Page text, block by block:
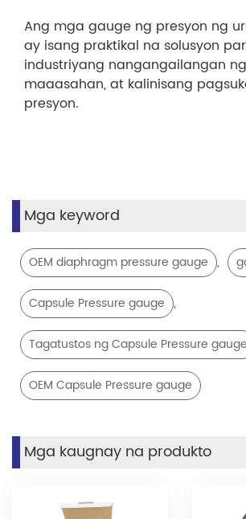
Ang mga gauge ng presyon ng
ay isang praktikal na solusyon
industriyang nangangailangan
maaasahan, at kalinisang
presyon.
Mga keyword
OEM diaphragm pressure gauge ,
Capsule Pressure gauge ,
Tagatustos ng Capsule Pressure gauge
OEM Capsule Pressure gauge
Mga kaugnay na produkto